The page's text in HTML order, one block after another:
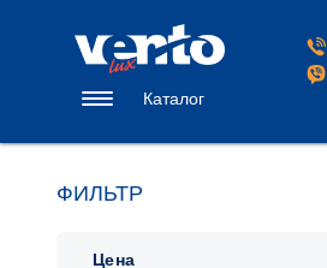
Каталог
ФИЛЬТР
Цена